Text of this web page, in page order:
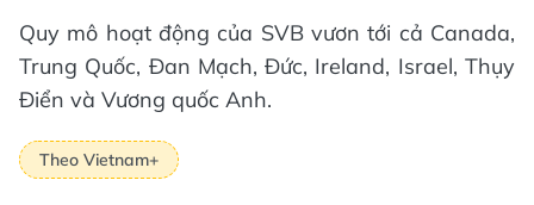
Quy mô hoạt động của SVB vươn tới cả Canada,
Trung Quốc, Đan Mạch, Đức, Ireland, Israel, Thụy
Điển và Vương quốc Anh.
Theo Vietnam+